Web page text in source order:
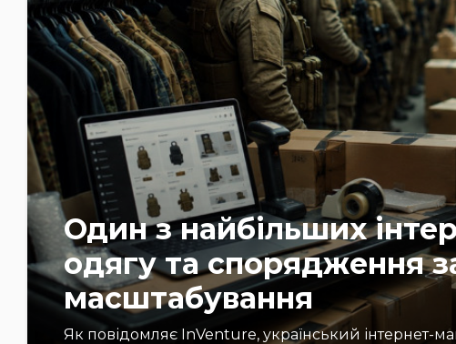
Один з найбільших
одягу та спорядження
масштабування
Як повідомляє InVenture, український інтернет-